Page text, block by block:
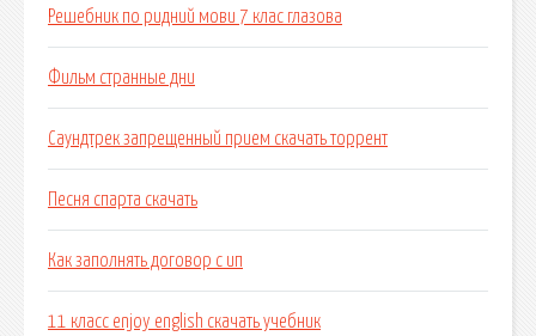
Решебник по ридний мови 7 клас глазова
Фильм странные дни
Саундтрек запрещенный прием скачать торрент
Песня спарта скачать
Как заполнять договор с ип
11 класс enjoy english скачать учебник